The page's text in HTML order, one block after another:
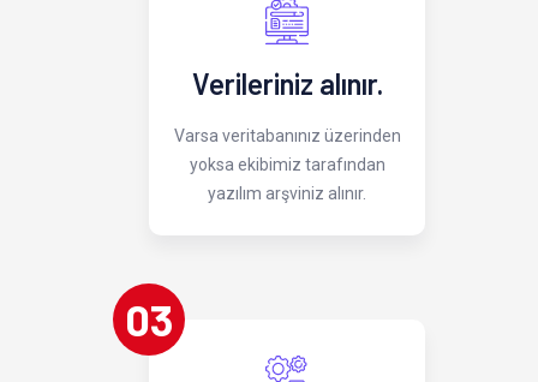
Verileriniz alınır.
Varsa veritabanınız üzerinden
yoksa ekibimiz tarafından
yazılım arşviniz alınır.
03